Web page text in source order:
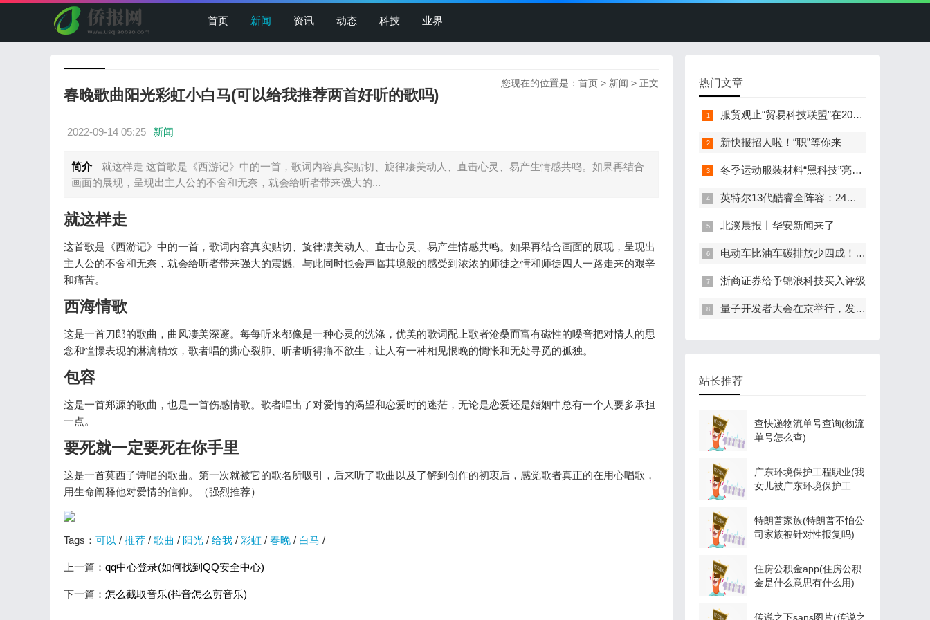
首页 新闻 资讯 动态 科技 业界
您现在的位置是： 首页 > 新闻 > 正文
春晚歌曲阳光彩虹小白马(可以给我推荐两首好听的歌吗)
2022-09-14 05:25 新闻
简介
就这样走 这首歌是《西游记》中的一首，歌词内容真实贴切、旋律凄美动人、直击心灵、易产生情感共鸣。如果再结合
画面的展现，呈现出主人公的不舍和无奈，就会给听者带来强大的...
就这样走
这首歌是《西游记》中的一首，歌词内容真实贴切、旋律凄美动人、直击心灵、易产生情感共鸣。如果再结合画面的展现，呈现出
主人公的不舍和无奈，就会给听者带来强大的震撼。与此同时也会声临其境般的感受到浓浓的师徒之情和师徒四人一路走来的艰辛
和痛苦。
西海情歌
这是一首刀郎的歌曲，曲风凄美深邃。每每听来都像是一种心灵的洗涤，优美的歌词配上歌者沧桑而富有磁性的嗓音把对情人的思
念和憧憬表现的淋漓精致，歌者唱的撕心裂肺、听者听得痛不欲生，让人有一种相见恨晚的惆怅和无处寻觅的孤独。
包容
这是一首郑源的歌曲，也是一首伤感情歌。歌者唱出了对爱情的渴望和恋爱时的迷茫，无论是恋爱还是婚姻中总有一个人要多承担
一点。
要死就一定要死在你手里
这是一首莫西子诗唱的歌曲。第一次就被它的歌名所吸引，后来听了歌曲以及了解到创作的初衷后，感觉歌者真正的在用心唱歌，
用生命阐释他对爱情的信仰。（强烈推荐）
Tags： 可以 / 推荐 / 歌曲 / 阳光 / 给我 / 彩虹 / 春晚 / 白马 /
上一篇： qq中心登录(如何找到QQ安全中心)
下一篇： 怎么截取音乐(抖音怎么剪音乐)
热门文章
服贸观止“贸易科技联盟”在2022服贸会启动
新快报招人啦！“职”等你来
冬季运动服装材料“黑科技”亮相服贸会
英特尔13代酷睿全阵容：24核i9-13900K最高5.8GHz
北溪晨报丨华安新闻来了
电动车比油车碳排放少四成！能链智电助推新能源汽车普及
浙商证券给予锦浪科技买入评级
量子开发者大会在京举行，发布全球首个全平台量子软硬一体解
站长推荐
查快递物流单号查询(物流
单号怎么查)
广东环境保护工程职业(我
女儿被广东环境保护工程
特朗普家族(特朗普不怕公
司家族被针对性报复吗)
住房公积金app(住房公积
金是什么意思有什么用)
传说之下sans图片(传说之